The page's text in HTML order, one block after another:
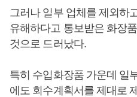
그러나 일부 업체를 제외하
유해하다고 통보받은 화장
것으로 드러났다.
특히 수입화장품 가운데 일
에도 회수계획서를 제대로